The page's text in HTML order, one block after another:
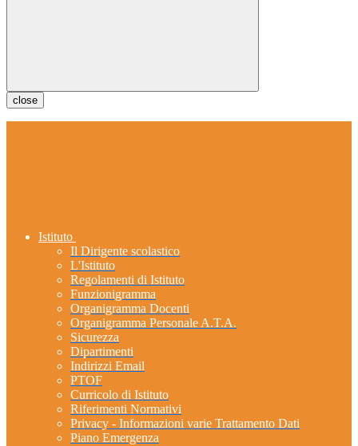
close
Istituto
Il Dirigente scolastico
L'Istituto
Regolamenti di Istituto
Funzionigramma
Organigramma Docenti
Organigramma Personale A.T.A.
Sicurezza
Dipartimenti
Indirizzi Email
PTOF
Curricolo di Istituto
Riferimenti Normativi
Privacy - Informazioni varie Trattamento Dati
Piano Emergenza